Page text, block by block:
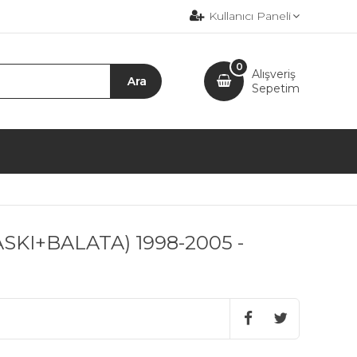
Kullanıcı Paneli
Alışveriş
Sepetim
0
1998-2005 -